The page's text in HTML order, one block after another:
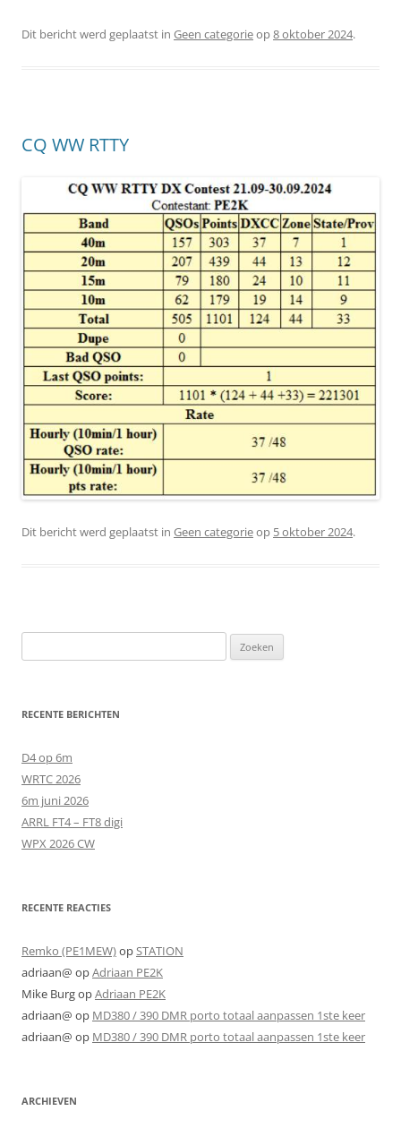
Dit bericht werd geplaatst in Geen categorieop8 oktober 2024.
CQ WW RTTY
Dit bericht werd geplaatst in Geen categorieop 5 oktober 2024.
naar:
RECENTE BERICHTEN
D4 op 6m
WRTC 2026
6m juni 2026
ARRL FT4 – FT8 digi
WPX 2026 CW
RECENTE REACTIES
Remko (PE1MEW)opSTATION
adriaan@ opAdriaan PE2K
Mike BurgopAdriaan PE2K
adriaan@ op MD380 / 390 DMR porto totaal aanpassen 1ste keer
adriaan@ op MD380 / 390 DMR porto totaal aanpassen 1ste keer
ARCHIEVEN